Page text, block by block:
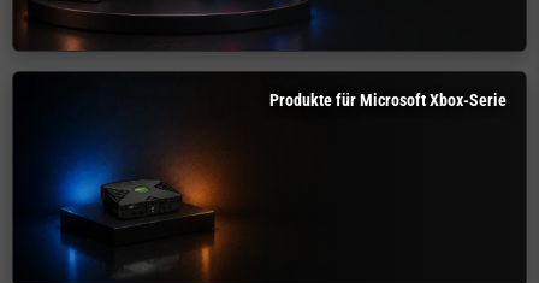
Produkte für Microsoft Xbox-Serie